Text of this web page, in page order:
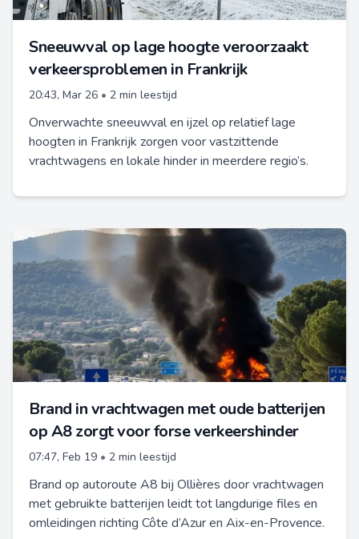
Sneeuwval op lage hoogte veroorzaakt
verkeersproblemen in Frankrijk
20:43, Mar 26 • 2 min leestijd
Onverwachte sneeuwval en ijzel op relatief lage
hoogten in Frankrijk zorgen voor vastzittende
vrachtwagens en lokale hinder in meerdere regio’s.
Brand in vrachtwagen met oude batterijen
op A8 zorgt voor forse verkeershinder
07:47, Feb 19 • 2 min leestijd
Brand op autoroute A8 bij Ollières door vrachtwagen
met gebruikte batterijen leidt tot langdurige files en
omleidingen richting Côte d’Azur en Aix-en-Provence.